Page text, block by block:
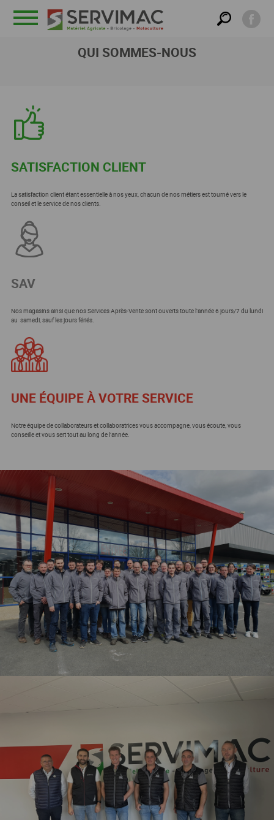
QUI SOMMES-NOUS
SATISFACTION CLIENT
La satisfaction client étant essentielle à nos yeux, chacun de nos métiers est tourné vers le
conseil et le service de nos clients.
SAV
Nos magasins ainsi que nos Services Après-Vente sont ouverts toute l’année 6 jours/7 du lundi
au samedi, sauf les jours fériés.
UNE ÉQUIPE À VOTRE SERVICE
Notre équipe de collaborateurs et collaboratrices vous accompagne, vous écoute, vous
conseille et vous sert tout au long de l’année.